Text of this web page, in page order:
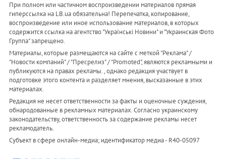
При полном или частичном воспроизведении материалов прямая
гиперссылка на LB.ua обязательна! Перепечатка, копирование,
воспроизведение или иное использование материалов, в которых
содержится ссылка на агентство "Українськi Новини" и "Украинская Фото
Группа" запрещено.
Материалы, которые размещаются на сайте с меткой "Реклама" /
"Новости компаний" / "Пресрелиз" / "Promoted", являются рекламными и
публикуются на правах рекламы. , однако редакция участвует в
подготовке этого контента и разделяет мнения, высказанные в этих
материалах.
Редакция не несет ответственности за факты и оценочные суждения,
обнародованные в рекламных материалах. Согласно украинскому
законодательству, ответственность за содержание рекламы несет
рекламодатель.
Субъект в сфере онлайн-медиа; идентификатор медиа - R40-05097